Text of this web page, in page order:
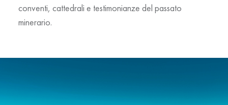
conventi, cattedrali e testimonianze del passato
minerario.